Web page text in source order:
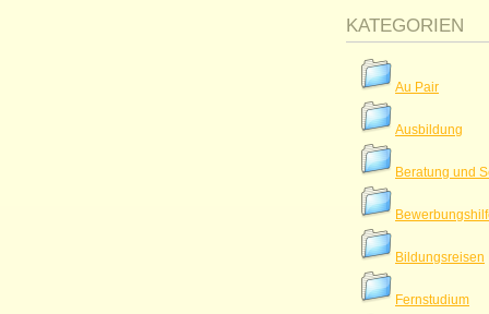
KATEGORIEN
Au Pair
Ausbildung
Beratung und
Bildungsreisen
Fernstudium